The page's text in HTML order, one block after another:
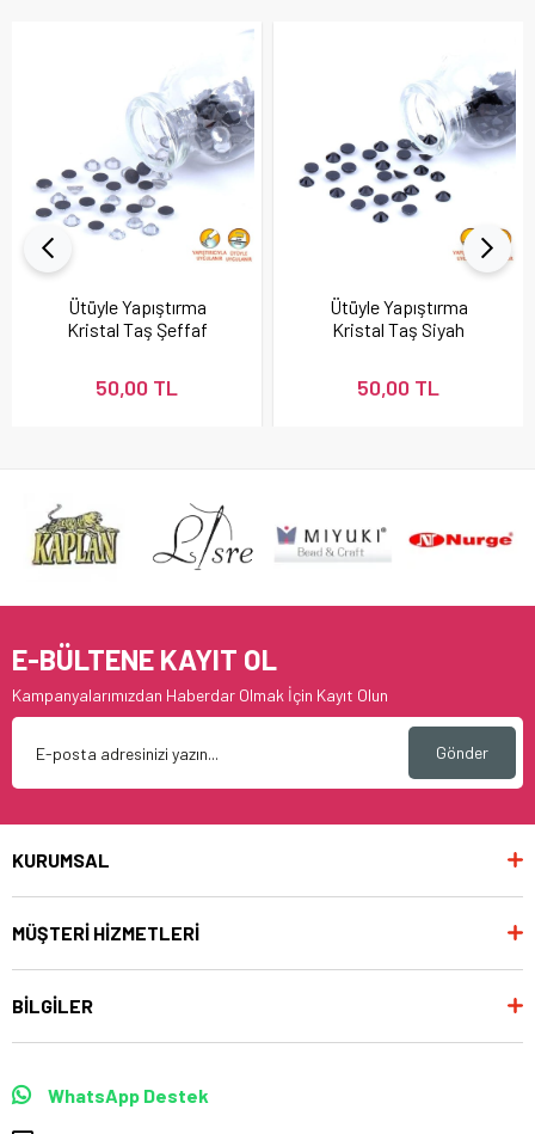
Ütüyle Yapıştırma
Kristal Taş Şeffaf
50,00 TL
Ütüyle Yapıştırma
Kristal Taş Siyah
50,00 TL
E-BÜLTENE KAYIT OL
Kampanyalarımızdan Haberdar Olmak İçin Kayıt Olun
Gönder
KURUMSAL
MÜŞTERİ HİZMETLERİ
BİLGİLER
WhatsApp Destek